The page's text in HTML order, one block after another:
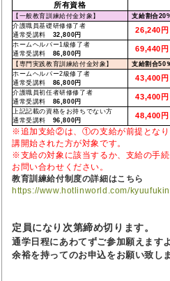
所有資格
【一般教育訓練給付金対象】 支給割合
介護職員基礎研修修了者
通常受講料 32,800円
26,240円
ホームヘルパー1級修了者
通常受講料 86,800円
69,440円
【専門実践教育訓練給付金対象】 支給割合50
ホームヘルパー2級修了者
通常受講料 86,800円
43,400円
介護職員初任者研修修了者
通常受講料 86,800円
43,400円
上記記載の資格をお持ちでない方
通常受講料 96,800円
48,400円
※追加支給②は、①の支給が前提となり
講開始された方が対象です。
※支給の対象に該当するか、支給の手
お問い合わせください。
教育訓練給付制度の詳細はこちら
https://www.hotlinworld.com/
定員になり次第締め切ります。
通学日程にあわてずご参加願えます
余裕を持ってのお申込をお願い致し